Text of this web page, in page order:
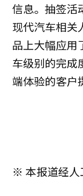
信息。抽签活
现代汽车相
品上大幅应用
车级别的完成
端体验的客户
※ 本报道经人